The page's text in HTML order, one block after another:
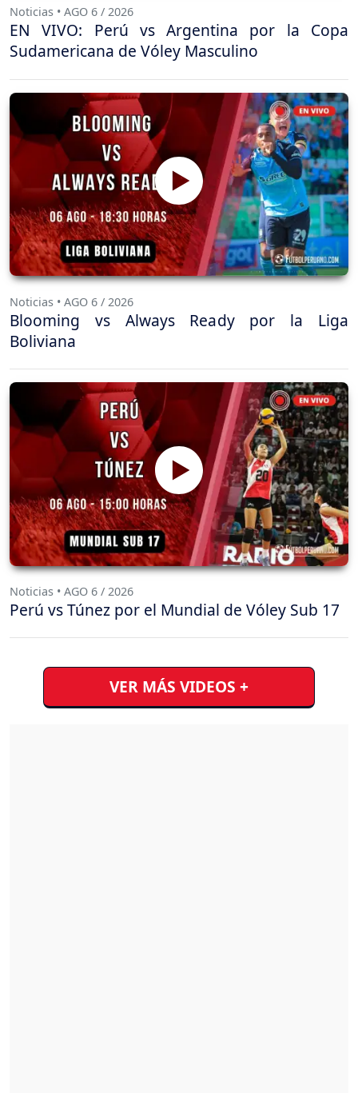
Noticias • AGO 6 / 2026
EN VIVO: Perú vs Argentina por la Copa
Sudamericana de Vóley Masculino
Noticias • AGO 6 / 2026
Blooming vs Always Ready por la Liga
Boliviana
Noticias • AGO 6 / 2026
Perú vs Túnez por el Mundial de Vóley Sub 17
VER MÁS VIDEOS +